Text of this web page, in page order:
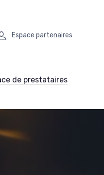
Espace partenaires
de prestataires